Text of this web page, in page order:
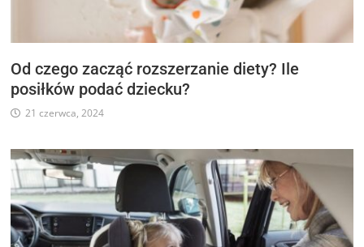
Od czego zacząć rozszerzanie diety? Ile
posiłków podać dziecku?
21 czerwca, 2024